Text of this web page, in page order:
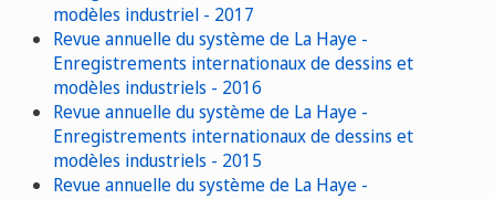
modèles industriel - 2017
Revue annuelle du système de La Haye -
Enregistrements internationaux de dessins et
modèles industriels - 2016
Revue annuelle du système de La Haye -
Enregistrements internationaux de dessins et
modèles industriels - 2015
Revue annuelle du système de La Haye -